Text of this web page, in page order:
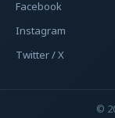
Facebook
Instagram
Twitter / X
©